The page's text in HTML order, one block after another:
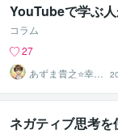
YouTubeで学ぶ
コラム
27
あずま貴之⭐幸せ
自分軸の生き方
育成コーチ
ネガティブ思考